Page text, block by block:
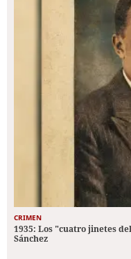
CRIMEN
1935: Los "cuatro jinetes
Sánchez